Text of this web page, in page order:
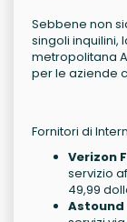
Sebbene non
singoli inquilini,
metropolitana
per le aziende
Fornitori di
Verizon
servizio
49,99
Astound